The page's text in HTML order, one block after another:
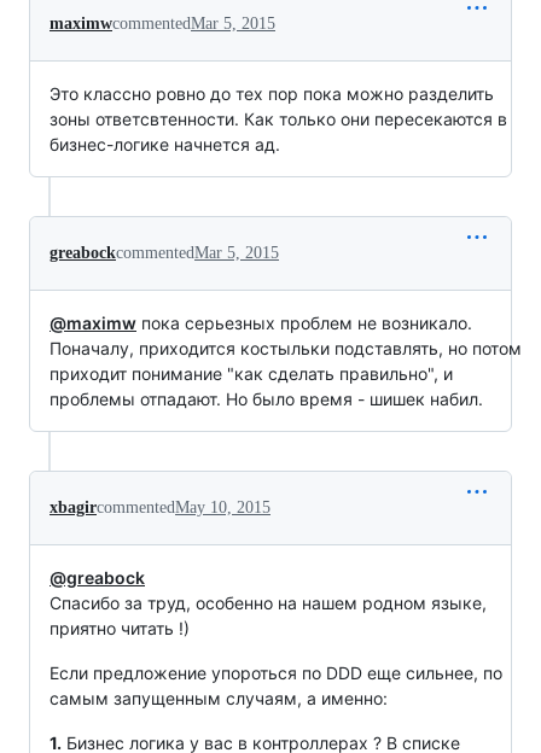
maximwcommentedMar 5, 2015
Это классно ровно до тех пор пока можно разделить
зоны ответсвтенности. Как только они пересекаются в
бизнес-логике начнется ад.
greabockcommentedMar 5, 2015
@maximw пока серьезных проблем не возникало.
Поначалу, приходится костыльки подставлять, но потом
приходит понимание "как сделать правильно", и
проблемы отпадают. Но было время - шишек набил.
xbagircommentedMay 10, 2015
@greabock
Спасибо за труд, особенно на нашем родном языке,
приятно читать !)
Если предложение упороться по DDD еще сильнее, по
самым запущенным случаям, а именно:
1. Бизнес логика у вас в контроллерах ? В списке